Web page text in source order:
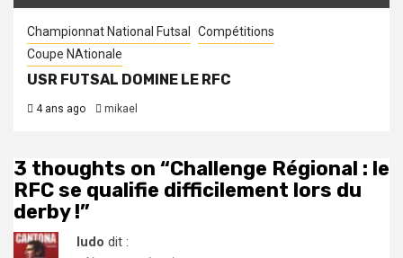
Championnat National Futsal
Compétitions
Coupe NAtionale
USR FUTSAL DOMINE LE RFC
4 ans ago mikael
3 thoughts on “Challenge Régional : le
RFC se qualifie difficilement lors du
derby !”
ludo dit :